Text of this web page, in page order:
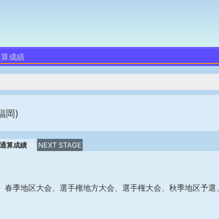
成績
岡)
通算成績 NEXT STAGE
季地区大会、選手権地方大会、選手権大会、秋季地区予選